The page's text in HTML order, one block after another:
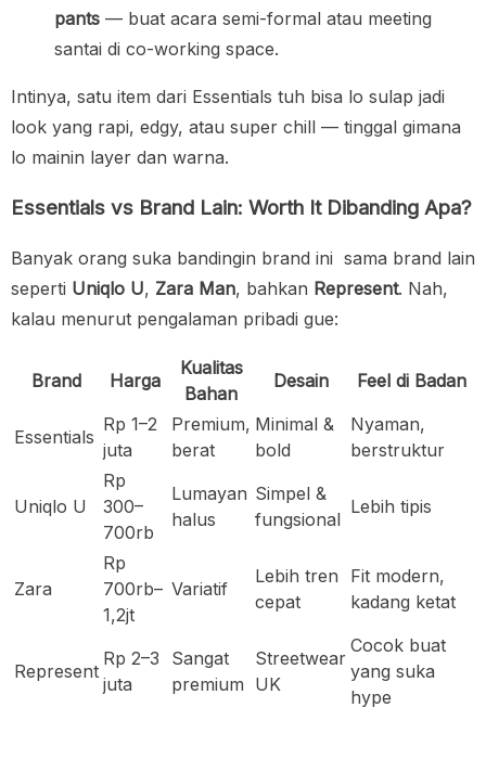
pants — buat acara semi-formal atau meeting
santai di co-working space.
Intinya, satu item dari Essentials tuh bisa lo sulap jadi
look yang rapi, edgy, atau super chill — tinggal gimana
lo mainin layer dan warna.
Essentials vs Brand Lain: Worth It Dibanding Apa?
Banyak orang suka bandingin brand ini sama brand lain
seperti Uniqlo U, Zara Man, bahkan Represent. Nah,
kalau menurut pengalaman pribadi gue:
Brand Harga
Kualitas
Bahan
Desain Feel di Badan
Essentials
Rp 1–2
juta
Premium,
berat
Minimal &
bold
Nyaman,
berstruktur
Uniqlo U
Rp
300–
700rb
Lumayan
halus
Simpel &
fungsional
Lebih tipis
Zara
Rp
700rb–
1,2jt
Variatif
Lebih tren
cepat
Fit modern,
kadang ketat
Represent
Rp 2–3
juta
Sangat
premium
Streetwear
UK
Cocok buat
yang suka
hype